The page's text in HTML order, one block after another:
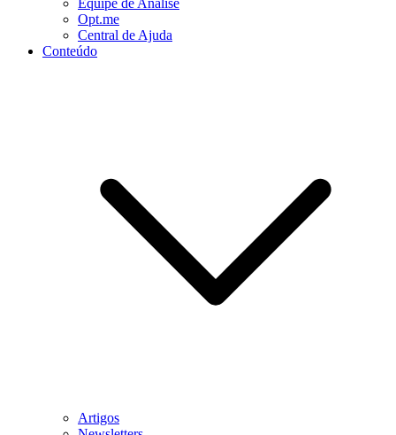
Equipe de Análise
Opt.me
Central de Ajuda
Conteúdo
Artigos